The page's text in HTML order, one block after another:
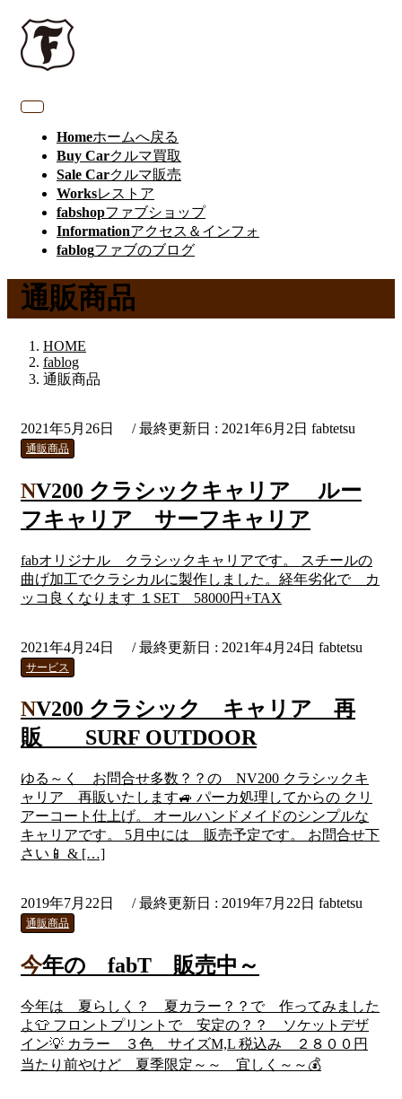
Homeホームへ戻る
Buy Carクルマ買取
Sale Carクルマ販売
Worksレストア
fabshopファブショップ
Informationアクセス＆インフォ
fablogファブのブログ
通販商品
HOME
fablog
通販商品
2021年5月26日 / 最終更新日 : 2021年6月2日 fabtetsu
通販商品
NV200 クラシックキャリア ルー
フキャリア サーフキャリア
fabオリジナル クラシックキャリアです。 スチールの
曲げ加工でクラシカルに製作しました。経年劣化で カ
ッコ良くなります １SET 58000円+TAX
2021年4月24日 / 最終更新日 : 2021年4月24日 fabtetsu
サービス
NV200 クラシック キャリア 再
販 SURF OUTDOOR
ゆる～く お問合せ多数？？の NV200 クラシックキ
ャリア 再販いたします🚙 パーカ処理してからの クリ
アーコート仕上げ。 オールハンドメイドのシンプルな
キャリアです。 5月中には 販売予定です。 お問合せ下
さい📱 & […]
2019年7月22日 / 最終更新日 : 2019年7月22日 fabtetsu
通販商品
今年の fabT 販売中～
今年は 夏らしく？ 夏カラー？？で 作ってみました
よ👕 フロントプリントで 安定の？？ ソケットデザ
イン💡 カラー ３色 サイズM,L 税込み ２８００円
当たり前やけど 夏季限定～～ 宜しく～～💰